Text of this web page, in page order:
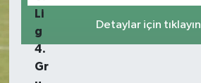
Detaylar için tıklayın